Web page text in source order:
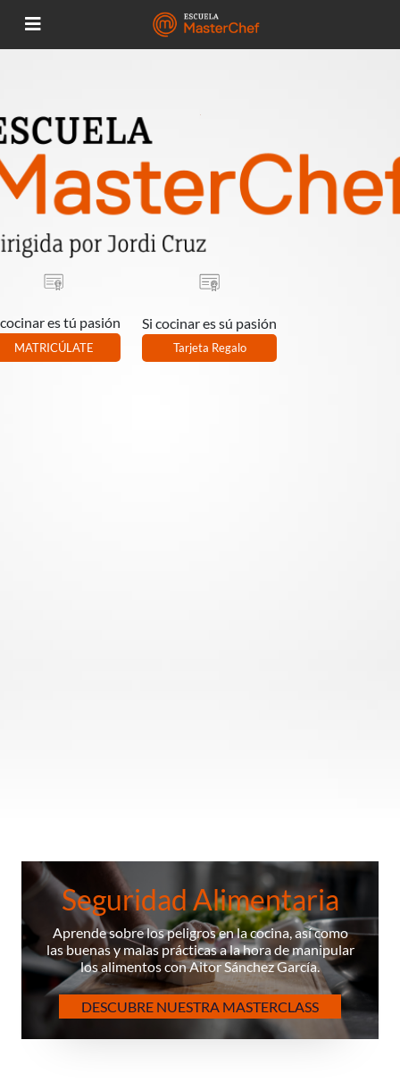
es tú pasión
MATRICÚLATE
Si cocinar es sú pasión
Tarjeta Regalo
Seguridad Alimentaria
Aprende sobre los peligros en la cocina, así como
las buenas y malas prácticas a la hora de manipular
los alimentos con Aitor Sánchez García.
DESCUBRE NUESTRA MASTERCLASS